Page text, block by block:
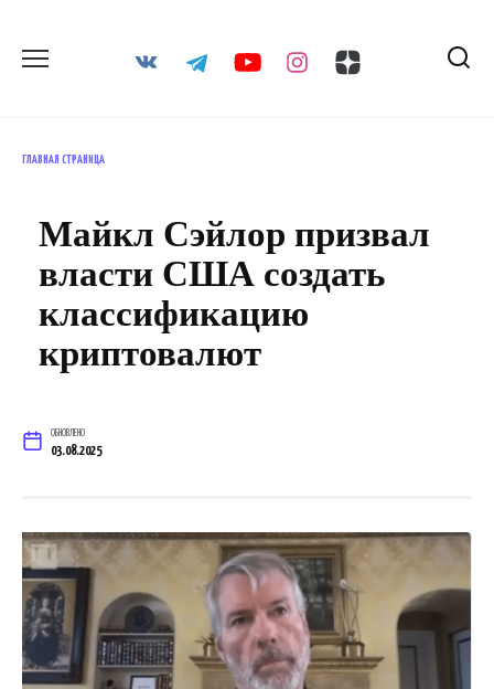
содержанию
ГЛАВНАЯ СТРАНИЦА
Майкл Сэйлор призвал
власти США создать
классификацию
криптовалют
ОБНОВЛЕНО
03.08.2025